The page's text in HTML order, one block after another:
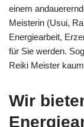
einem
Meisterin (Usui,
Energiearbeit,
für Sie werden.
Reiki Meister
Wir